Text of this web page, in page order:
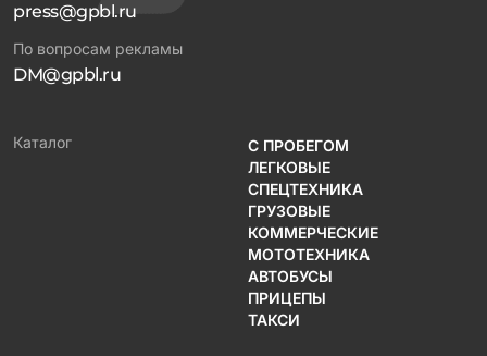
press@gpbl.ru
По вопросам рекламы
DM@gpbl.ru
Каталог
С ПРОБЕГОМ
ЛЕГКОВЫЕ
СПЕЦТЕХНИКА
ГРУЗОВЫЕ
КОММЕРЧЕСКИЕ
МОТОТЕХНИКА
АВТОБУСЫ
ПРИЦЕПЫ
ТАКСИ